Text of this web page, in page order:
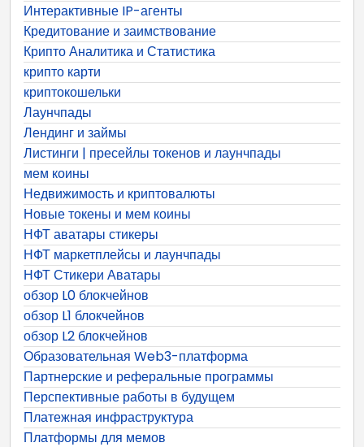
Интерактивные IP-агенты
Кредитование и заимствование
Крипто Аналитика и Статистика
крипто карти
криптокошельки
Лаунчпады
Лендинг и займы
Листинги | пресейлы токенов и лаунчпады
мем коины
Недвижимость и криптовалюты
Новые токены и мем коины
НФТ аватары стикеры
НФТ маркетплейсы и лаунчпады
НФТ Стикери Аватары
обзор L0 блокчейнов
обзор L1 блокчейнов
обзор L2 блокчейнов
Образовательная Web3-платформа
Партнерские и реферальные программы
Перспективные работы в будущем
Платежная инфраструктура
Платформы для мемов